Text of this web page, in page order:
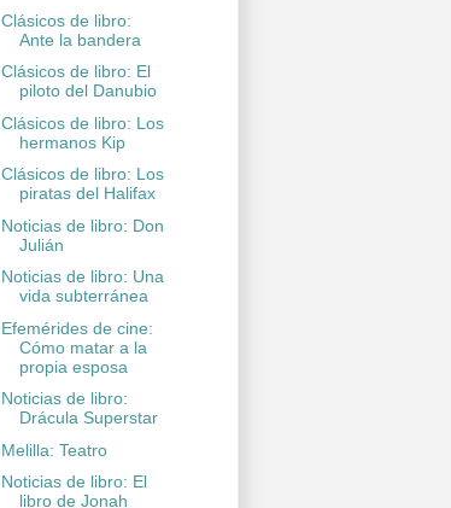
Clásicos de libro:
Ante la bandera
Clásicos de libro: El
piloto del Danubio
Clásicos de libro: Los
hermanos Kip
Clásicos de libro: Los
piratas del Halifax
Noticias de libro: Don
Julián
Noticias de libro: Una
vida subterránea
Efemérides de cine:
Cómo matar a la
propia esposa
Noticias de libro:
Drácula Superstar
Melilla: Teatro
Noticias de libro: El
libro de Jonah